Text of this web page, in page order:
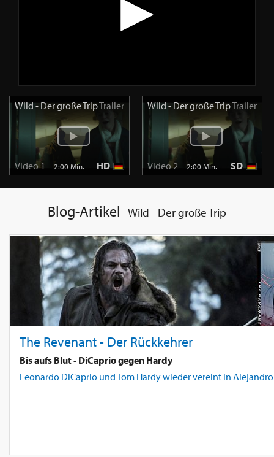
Wild - Der große TripTrailer
Video 1 2:00 Min. HD
Wild - Der große TripTrailer
Video 2 2:00 Min. SD
Blog-Artikel Wild - Der große Trip
The Revenant - Der Rückkehrer
Bis aufs Blut - DiCaprio gegen Hardy
Leonardo DiCaprio und Tom Hardy wieder vereint in